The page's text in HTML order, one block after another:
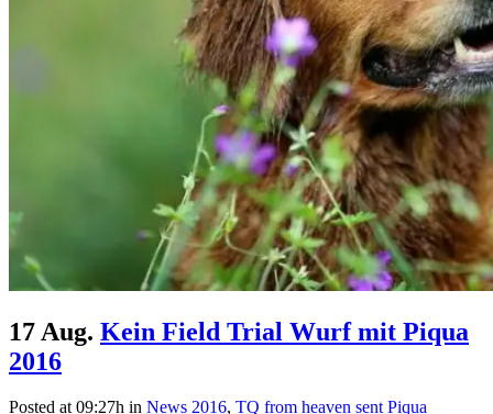
17 Aug. Kein Field Trial Wurf mit Piqua
2016
Posted at 09:27h in News 2016, TQ from heaven sent Piqua